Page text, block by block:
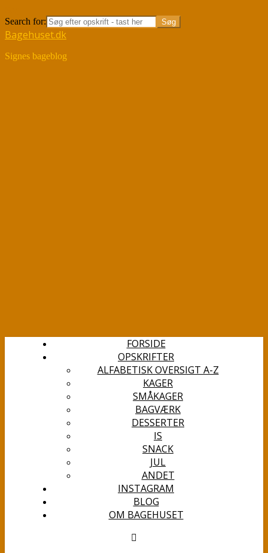
Search for:
Bagehuset.dk
Signes bageblog
FORSIDE
OPSKRIFTER
ALFABETISK OVERSIGT A-Z
KAGER
SMÅKAGER
BAGVÆRK
DESSERTER
IS
SNACK
JUL
ANDET
INSTAGRAM
BLOG
OM BAGEHUSET